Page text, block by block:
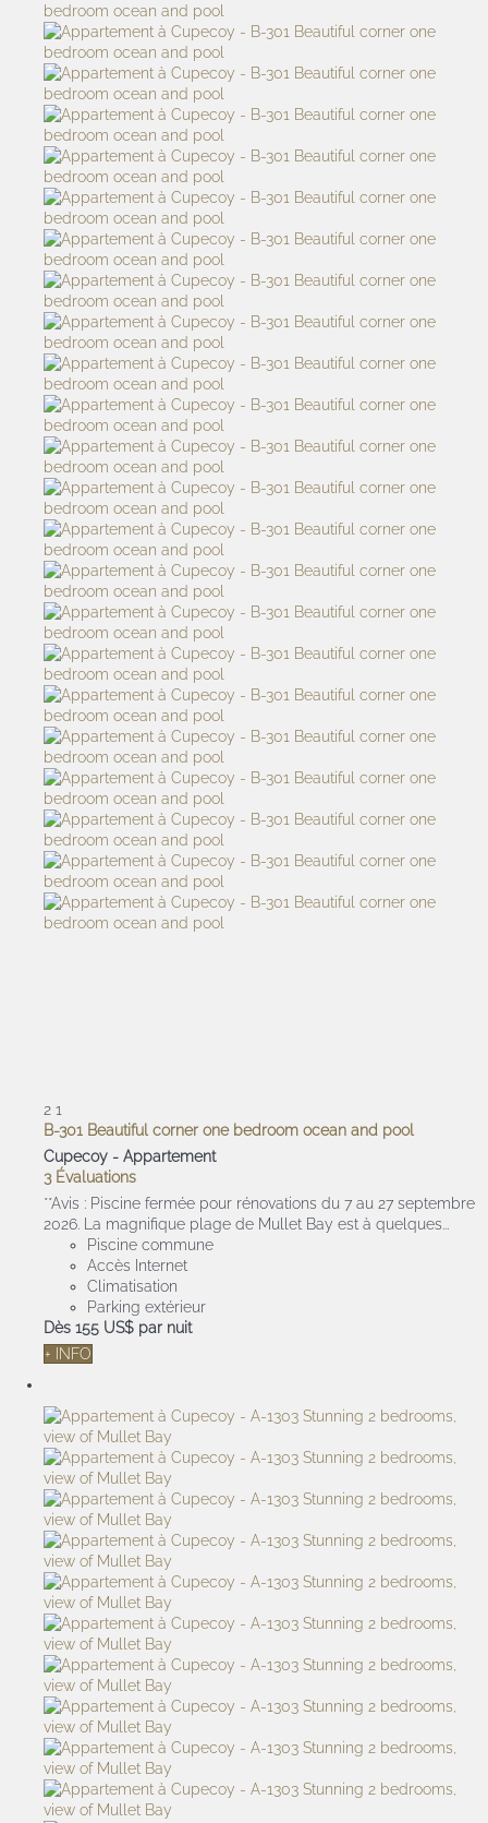
2 1
B-301 Beautiful corner one bedroom ocean and pool
Cupecoy - Appartement
3 Évaluations
**Avis : Piscine fermée pour rénovations du 7 au 27 septembre
2026. La magnifique plage de Mullet Bay est à quelques...
Piscine commune
Accès Internet
Climatisation
Parking extérieur
Dès 155 US$ par nuit
+ INFO